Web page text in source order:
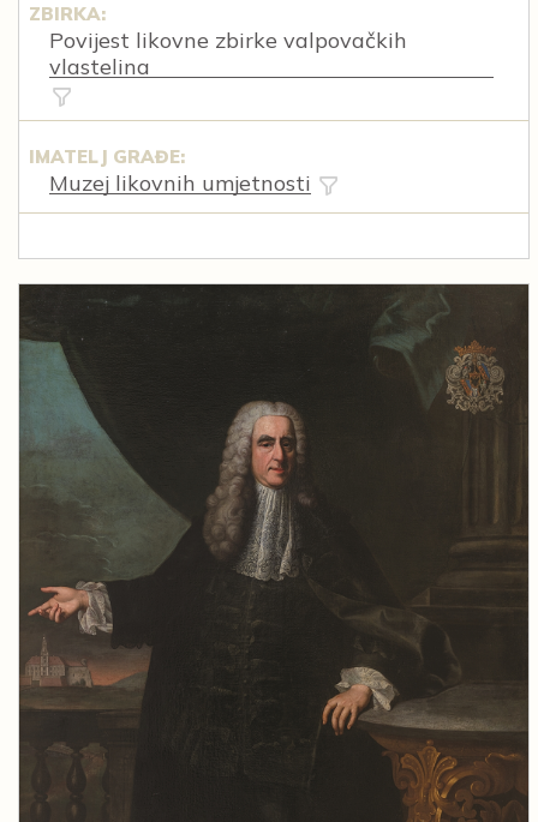
ZBIRKA:
Povijest likovne zbirke valpovačkih
vlastelina
IMATELJ GRAĐE:
Muzej likovnih umjetnosti